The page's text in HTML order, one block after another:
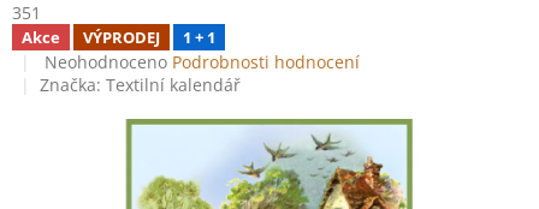
351
Akce VÝPRODEJ 1 + 1
Průměrné
hodnocení
Neohodnoceno Podrobnosti hodnocení
Značka: Textilní kalendář